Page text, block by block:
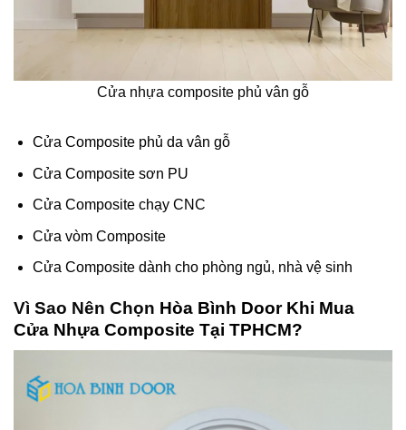
Cửa nhựa composite phủ vân gỗ
Cửa Composite phủ da vân gỗ
Cửa Composite sơn PU
Cửa Composite chạy CNC
Cửa vòm Composite
Cửa Composite dành cho phòng ngủ, nhà vệ sinh
Vì Sao Nên Chọn Hòa Bình Door Khi Mua
Cửa Nhựa Composite Tại TPHCM?